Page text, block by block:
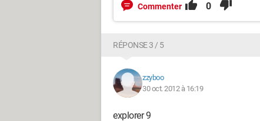
Commenter 0
RÉPONSE 3 / 5
zzyboo
30 oct. 2012 à 16:19
explorer 9